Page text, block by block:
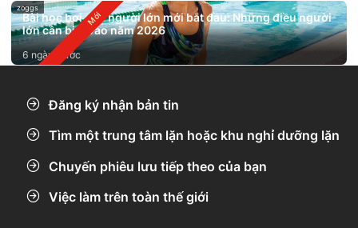
zoggs
Bài học bơi cho người lớn mới bắt đầu: Những điều người
lớn cần biết vào năm 2026
6 ngày trước
Đăng ký nhận bản tin
Tìm một trung tâm lặn hoặc khu nghỉ dưỡng lặn
Chuyến phiêu lưu tiếp theo của bạn
Việc làm trên toàn thế giới